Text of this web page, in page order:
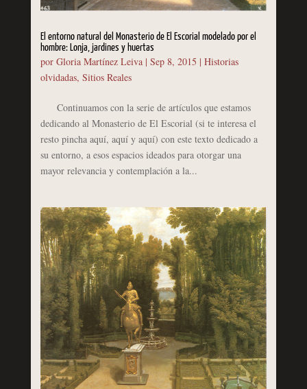
El entorno natural del Monasterio de El Escorial modelado por el
hombre: Lonja, jardines y huertas
por Gloria Martínez Leiva| Sep 8, 2015 | Historias
olvidadas, Sitios Reales
Continuamos con la serie de artículos que estamos
dedicando al Monasterio de El Escorial (si te interesa el
resto pincha aquí, aquí y aquí) con este texto dedicado a
su entorno, a esos espacios ideados para otorgar una
mayor relevancia y contemplación a la...